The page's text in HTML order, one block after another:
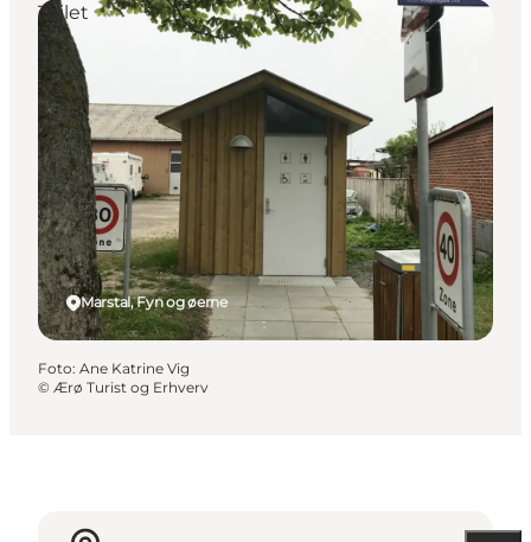
Marstal, Fyn og øerne
Toilet
Foto: Ane Katrine Vig
© Ærø Turist og Erhverv